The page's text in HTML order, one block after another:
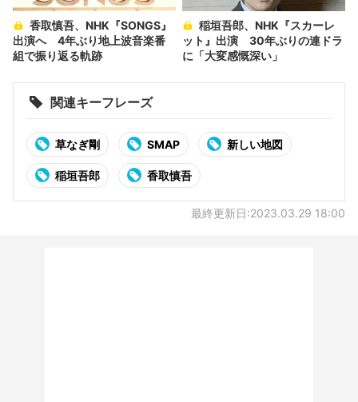
出演へ 4年ぶり地上波音楽番
組で振り返る軌跡
ット』出演 30年ぶりの連ドラ
に「大変感慨深い」
関連キーフレーズ
草なぎ剛 SMAP 新しい地図
稲垣吾郎 香取慎吾
最終更新日:2023.03.29 18:00